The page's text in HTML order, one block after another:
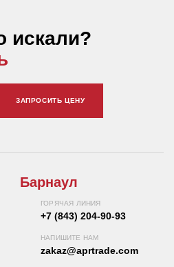
искали?
ЗАПРОСИТЬ ЦЕНУ
Барнаул
ГОРЯЧАЯ ЛИНИЯ
+7 (843) 204-90-93
НАПИШИТЕ НАМ
zakaz@aprtrade.com